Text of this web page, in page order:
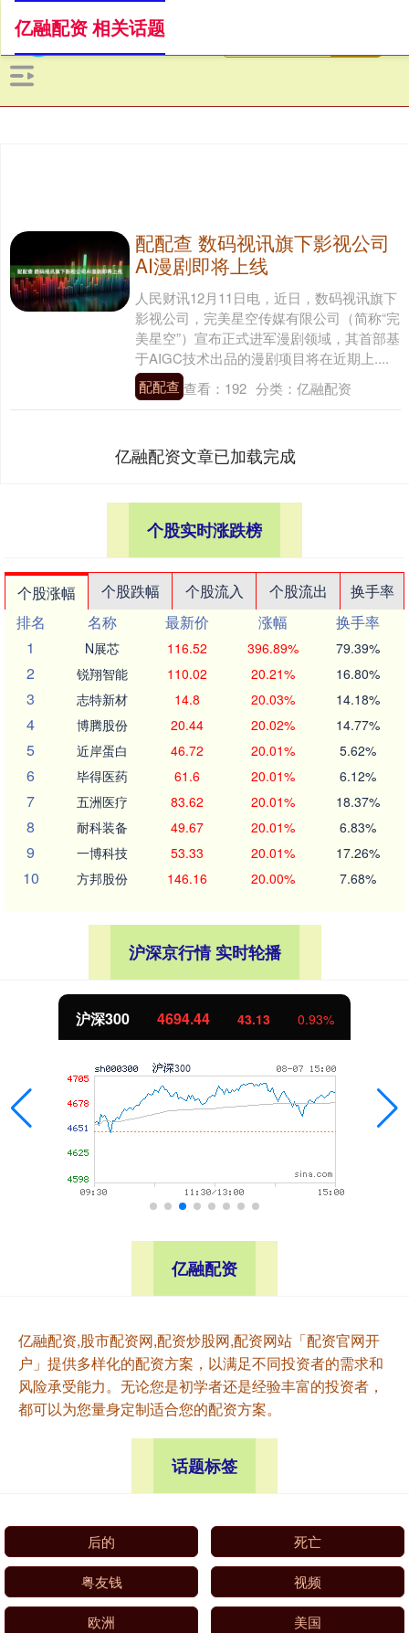
亿融配资 相关话题
配配查 数码视讯旗下影视公司
AI漫剧即将上线
人民财讯12月11日电，近日，数码视讯旗下
影视公司，完美星空传媒有限公司（简称“完
美星空”）宣布正式进军漫剧领域，其首部基
于AIGC技术出品的漫剧项目将在近期上....
配配查 查看： 192 分类： 亿融配资
亿融配资文章已加载完成
个股实时涨跌榜
个股涨幅 个股跌幅 个股流入 个股流出
换手率
排名
名称 最新价 涨幅
换手率
1
N展芯 116.52 396.89% 79.39%
2 锐翔智能 110.02 20.21% 16.80%
3 志特新材 14.8 20.03% 14.18%
4 博腾股份 20.44 20.02% 14.77%
5 近岸蛋白 46.72 20.01% 5.62%
6 毕得医药 61.6 20.01% 6.12%
7 五洲医疗 83.62 20.01% 18.37%
8 耐科装备 49.67 20.01% 6.83%
9 一博科技 53.33 20.01% 17.26%
10 方邦股份 146.16 20.00% 7.68%
沪深京行情 实时轮播
沪深300 4694.44 43.13 0.93%
亿融配资
亿融配资,股市配资网,配资炒股网,配资网站「配资官网开
户」提供多样化的配资方案，以满足不同投资者的需求和
风险承受能力。无论您是初学者还是经验丰富的投资者，
都可以为您量身定制适合您的配资方案。
话题标签
后的 死亡
粤友钱 视频
欧洲 美国